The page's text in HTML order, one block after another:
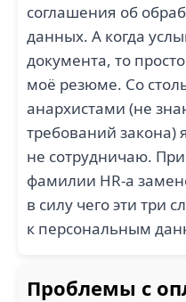
соглашения об
данных. А когда
документа, то
моё резюме. Со
анархистами (не
требований закона)
не сотрудничаю.
фамилии HR-а
в силу чего эти три
к персональным
Проблемы с